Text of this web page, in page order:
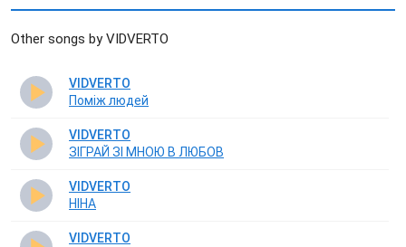
Other songs by VIDVERTO
VIDVERTO
Поміж людей
VIDVERTO
ЗІГРАЙ ЗІ МНОЮ В ЛЮБОВ
VIDVERTO
НІНА
VIDVERTO